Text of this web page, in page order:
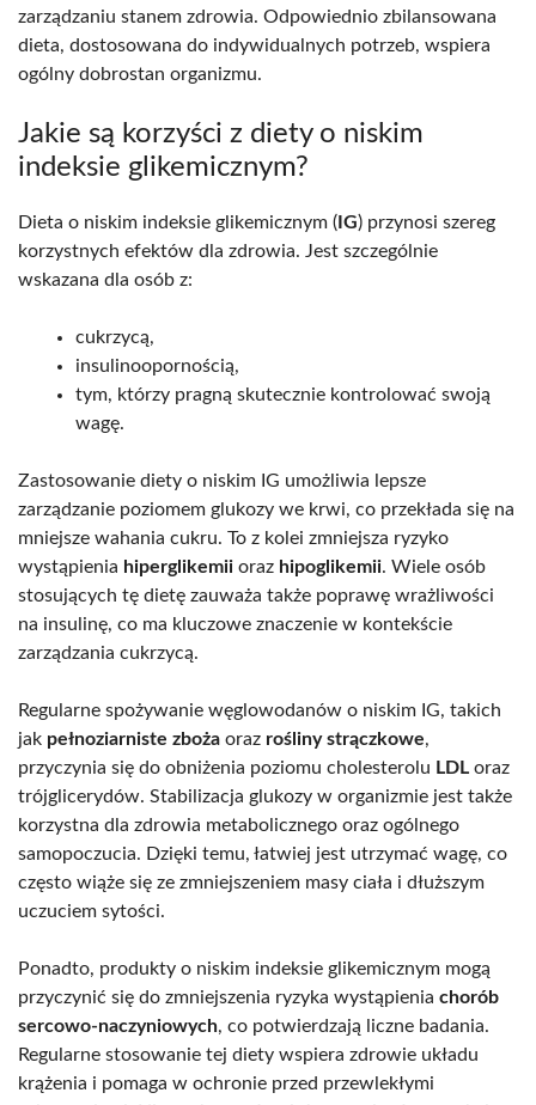
zarządzaniu stanem zdrowia. Odpowiednio zbilansowana
dieta, dostosowana do indywidualnych potrzeb, wspiera
ogólny dobrostan organizmu.
Jakie są korzyści z diety o niskim
indeksie glikemicznym?
Dieta o niskim indeksie glikemicznym ( IG) przynosi szereg
korzystnych efektów dla zdrowia. Jest szczególnie
wskazana dla osób z:
cukrzycą,
insulinoopornością,
tym, którzy pragną skutecznie kontrolować swoją
wagę.
Zastosowanie diety o niskim IG umożliwia lepsze
zarządzanie poziomem glukozy we krwi, co przekłada się na
mniejsze wahania cukru. To z kolei zmniejsza ryzyko
wystąpienia hiperglikemii oraz hipoglikemii. Wiele osób
stosujących tę dietę zauważa także poprawę wrażliwości
na insulinę, co ma kluczowe znaczenie w kontekście
zarządzania cukrzycą.
Regularne spożywanie węglowodanów o niskim IG, takich
jak pełnoziarniste zboża oraz rośliny strączkowe,
przyczynia się do obniżenia poziomu cholesterolu LDL oraz
trójglicerydów. Stabilizacja glukozy w organizmie jest także
korzystna dla zdrowia metabolicznego oraz ogólnego
samopoczucia. Dzięki temu, łatwiej jest utrzymać wagę, co
często wiąże się ze zmniejszeniem masy ciała i dłuższym
uczuciem sytości.
Ponadto, produkty o niskim indeksie glikemicznym mogą
przyczynić się do zmniejszenia ryzyka wystąpienia chorób
sercowo-naczyniowych, co potwierdzają liczne badania.
Regularne stosowanie tej diety wspiera zdrowie układu
krążenia i pomaga w ochronie przed przewlekłymi